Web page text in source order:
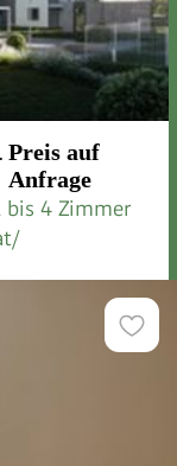
Preis auf
Anfrage
4 Zimmer